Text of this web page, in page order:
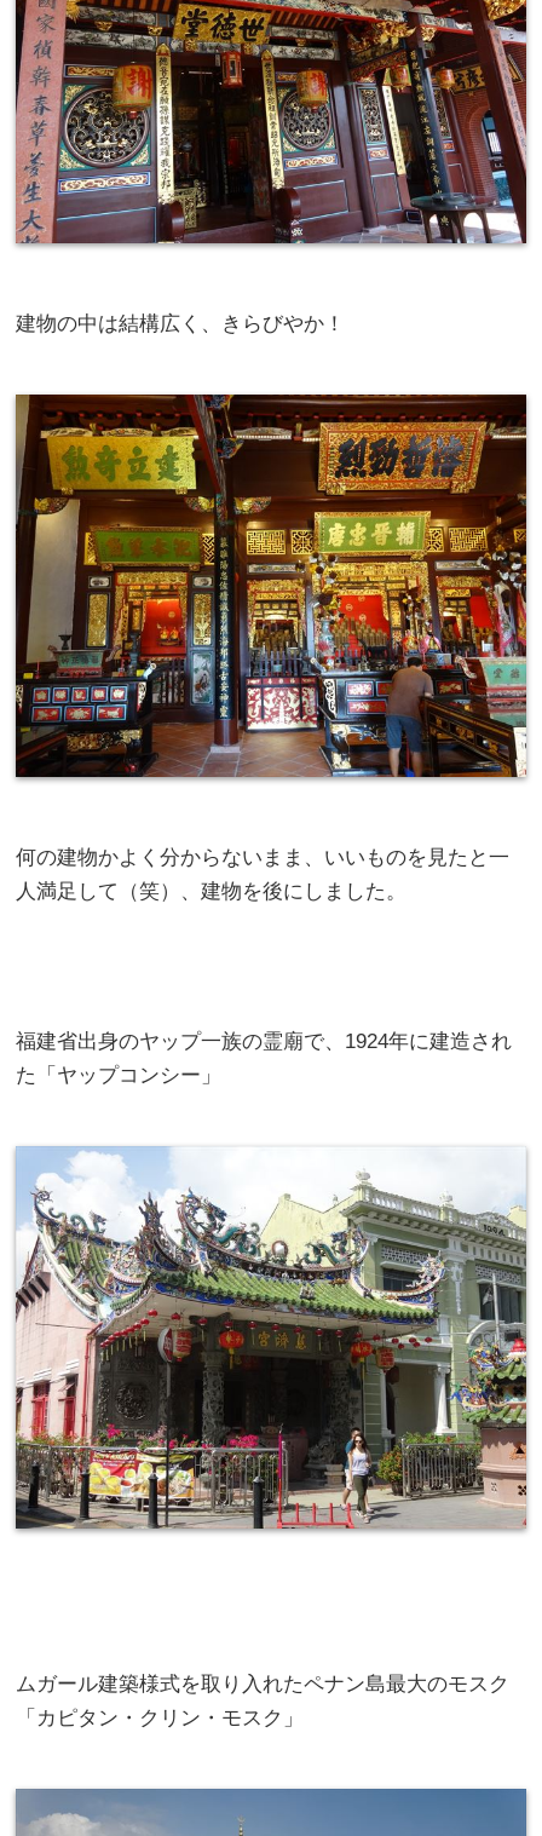
建物の中は結構広く、きらびやか！
何の建物かよく分からないまま、いいものを見たと一
人満足して（笑）、建物を後にしました。
福建省出身のヤップ一族の霊廟で、1924年に建造され
た「ヤップコンシー」
ムガール建築様式を取り入れたペナン島最大のモスク
「カピタン・クリン・モスク」